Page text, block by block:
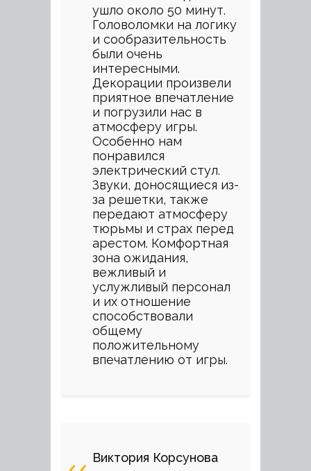
ушло около 50 минут.
Головоломки на логику
и сообразительность
были очень
интересными.
Декорации произвели
приятное впечатление
и погрузили нас в
атмосферу игры.
Особенно нам
понравился
электрический стул.
Звуки, доносящиеся из-
за решетки, также
передают атмосферу
тюрьмы и страх перед
арестом. Комфортная
зона ожидания,
вежливый и
услужливый персонал
и их отношение
способствовали
общему
положительному
впечатлению от игры.
Виктория Корсунова